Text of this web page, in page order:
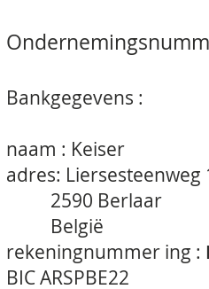
Bankgegevens :
naam : Keiser
adres: Liersesteenweg
2590 Berlaar
België
rekeningnummer ing :
BIC ARSPBE22